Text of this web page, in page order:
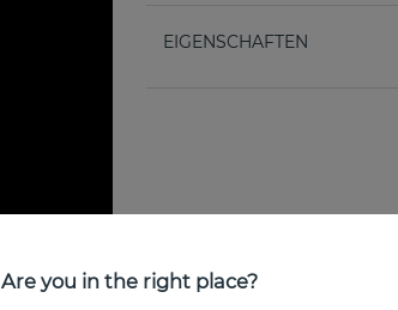
EIGENSCHAFTEN
Are you in the right place?